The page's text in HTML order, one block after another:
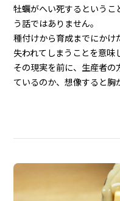
牡蠣がへい死するというこ
う話ではありません。
種付けから育成までにかけ
失われてしまうことを意味
その現実を前に、生産者
ているのか、想像すると胸